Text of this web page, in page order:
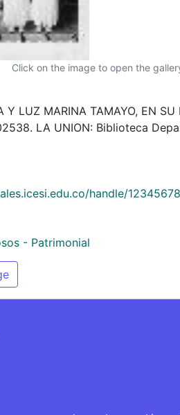
Click on the image to open the
Y LUZ MARINA TAMAYO, EN SU
LA UNION: Biblioteca
handle/
- Patrimonial